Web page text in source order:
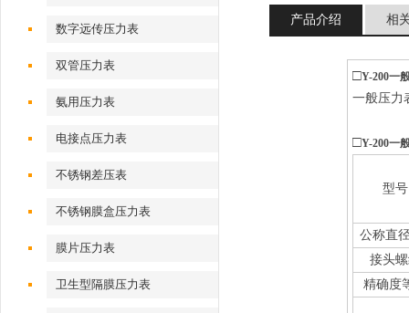
数字远传压力表
双管压力表
氨用压力表
电接点压力表
不锈钢差压表
不锈钢膜盒压力表
膜片压力表
卫生型隔膜压力表
产品介绍 相
□Y-200一
一般压力
□Y-200一
型号
公称直
接头
精确度